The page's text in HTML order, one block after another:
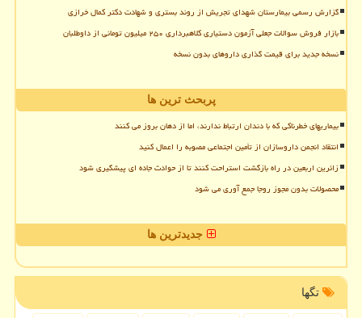
گزارش رسمی بیمارستان شهدای تجریش از روند بستری و شهادت دکتر کمال خرازی
بازار فروش سوالات جعلی آزمون دستیاری کلاهبرداری ۲۵۰ میلیون تومانی از داوطلبان
نسخه جدید برای قیمت گذاری داروهای بدون نسخه
پربحث ترین ها
بیماریهای خطرناکی که با دندان ارتباط ندارند، اما از دهان بروز می کنند
انتقاد انجمن داروسازان از تأمین اجتماعی مصوبه را اعمال کنید
زائرین اربعین در راه بازگشت استراحت کنند تا از حوادث جاده ای پیشگیری شود
محصولات بدون مجوز روجا جمع آوری می شود
جدیدترین ها
تگها